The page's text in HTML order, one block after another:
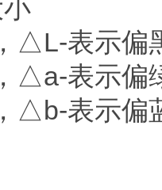
△L-表示偏
△a-表示偏
△b-表示偏